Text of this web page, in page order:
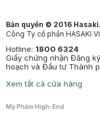
Bản quyền © 2016
Công Ty cổ phần HASAKI
Hotline: 1800 6324
Giấy chứng nhận Đăng
hoạch và Đầu tư Thành
Xem tất cả cửa hàng
Mỹ Phẩm High-End